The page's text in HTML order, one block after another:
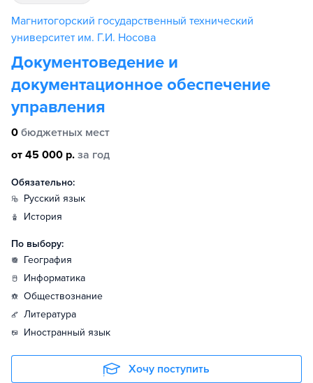
Магнитогорский государственный технический
университет им. Г.И. Носова
Документоведение и
документационное обеспечение
управления
0 бюджетных мест
от 45 000 р. за год
Обязательно:
русский язык
история
По выбору:
география
информатика
обществознание
литература
иностранный язык
Хочу поступить